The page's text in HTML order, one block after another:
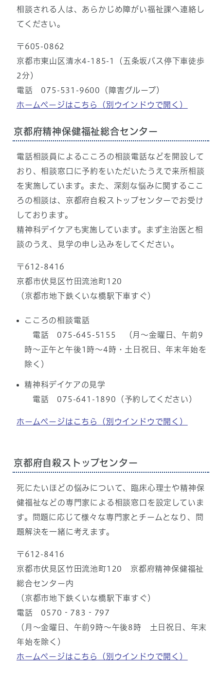
相談される人は、あらかじめ障がい福祉課へ連絡し
てください。
〒605-0862
京都市東山区清水4-185-1（五条坂バス停下車徒歩
2分）
電話 075-531-9600（障害グループ）
ホームページはこちら
（別ウインドウで開く）
京都府精神保健福祉総合センター
電話相談員によるこころの相談電話などを開設して
おり、相談窓口に予約をいただいたうえで来所相談
を実施しています。また、深刻な悩みに関するここ
ろの相談は、京都府自殺ストップセンターでお受け
しております。
精神科デイケアも実施しています。まず主治医と相
談のうえ、見学の申し込みをしてください。
〒612-8416
京都市伏見区竹田流池町120
（京都市地下鉄くいな橋駅下車すぐ）
こころの相談電話
電話 075-645-5155 （月～金曜日、午前9
時～正午と午後1時～4時・土日祝日、年末年始を
除く）
精神科デイケアの見学
電話 075-641-1890（予約してください）
ホームページはこちら （別ウインドウで開く）
京都府自殺ストップセンター
死にたいほどの悩みについて、臨床心理士や精神保
健福祉などの専門家による相談窓口を設定していま
す。問題に応じて様々な専門家とチームとなり、問
題解決を一緒に考えます。
〒612-8416
京都市伏見区竹田流池町120 京都府精神保健福祉
総合センター内
（京都市地下鉄くいな橋駅下車すぐ）
電話 0570‐783‐797
（月～金曜日、午前9時～午後8時 土日祝日、年末
年始を除く）
ホームページはこちら
（別ウインドウで開く）